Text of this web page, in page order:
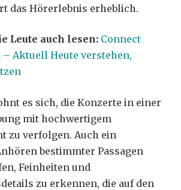
das Hörerlebnis erheblich.
Leute auch lesen: Connect
Aktuell Heute verstehen,
es sich, die Konzerte in einer
mit hochwertigem
zu verfolgen. Auch ein
bestimmter Passagen
Feinheiten und
zu erkennen, die auf den